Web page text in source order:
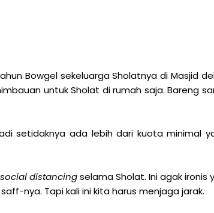
Bowgel sekeluarga Sholatnya di Masjid
untuk Sholat di rumah saja. Bareng
setidaknya ada lebih dari kuota minimal
social distancingselama Sholat. Ini agak ironis
nya. Tapi kali ini kita harus menjaga jarak.